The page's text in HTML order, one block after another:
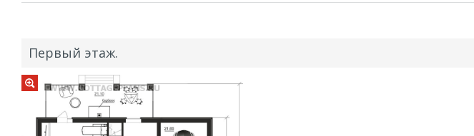
Первый этаж.